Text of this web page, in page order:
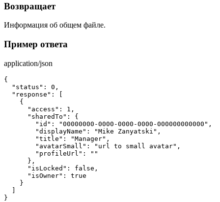
Возвращает
Информация об общем файле.
Пример ответа
application/json
{
  "status": 0,
  "response": [
    {
      "access": 1,
      "sharedTo": {
        "id": "00000000-0000-0000-0000-000000000000",
        "displayName": "Mike Zanyatski",
        "title": "Manager",
        "avatarSmall": "url to small avatar",
        "profileUrl": ""
      },
      "isLocked": false,
      "isOwner": true
    }
  ]
}